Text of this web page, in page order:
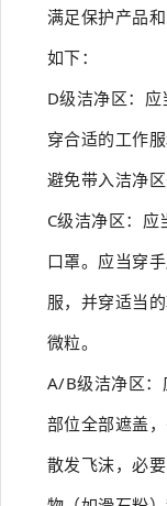
满足保护产品
如下：
D级洁净区：
穿合适的工作
避免带入洁净区
C级洁净区：
口罩。应当穿
服，并穿适当
微粒。
A/B级洁净区：
部位全部遮盖
散发飞沫，必